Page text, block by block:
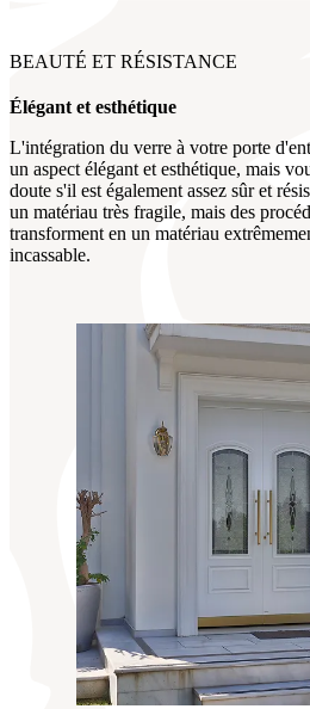
BEAUTÉ ET RÉSISTANCE
Élégant et esthétique
L'intégration du verre à votre porte
un aspect élégant et esthétique, mais
doute s'il est également assez sûr et
un matériau très fragile, mais des
transforment en un matériau
incassable.